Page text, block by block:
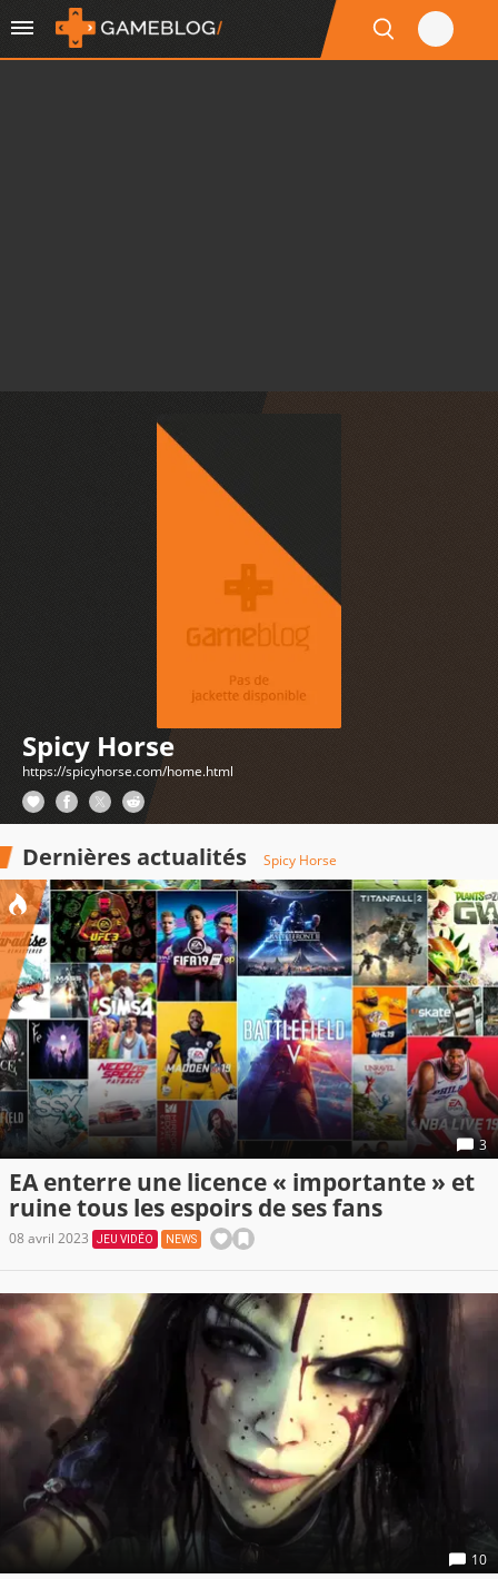
Spicy Horse
https://spicyhorse.com/home.html
Dernières actualités Spicy Horse
3
EA enterre une licence « importante » et
ruine tous les espoirs de ses fans
08 avril 2023 JEU VIDÉO NEWS
10